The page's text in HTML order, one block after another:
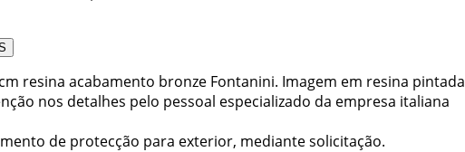
resina acabamento bronze Fontanini. Imagem em resina pintada
nos detalhes pelo pessoal especializado da empresa italiana
de protecção para exterior, mediante solicitação.